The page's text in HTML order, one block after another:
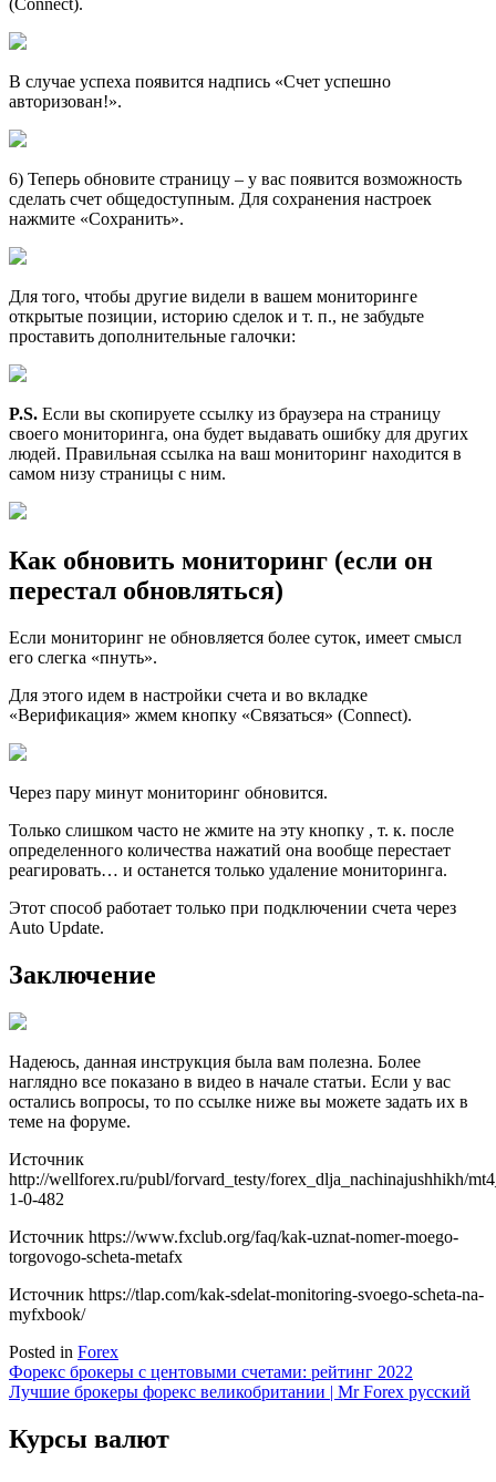
(Connect).
В случае успеха появится надпись «Счет успешно
авторизован!».
6) Теперь обновите страницу – у вас появится возможность
сделать счет общедоступным. Для сохранения настроек
нажмите «Сохранить».
Для того, чтобы другие видели в вашем мониторинге
открытые позиции, историю сделок и т. п., не забудьте
проставить дополнительные галочки:
P.S. Если вы скопируете ссылку из браузера на страницу
своего мониторинга, она будет выдавать ошибку для других
людей. Правильная ссылка на ваш мониторинг находится в
самом низу страницы с ним.
Как обновить мониторинг (если он
перестал обновляться)
Если мониторинг не обновляется более суток, имеет смысл
его слегка «пнуть».
Для этого идем в настройки счета и во вкладке
«Верификация» жмем кнопку «Связаться» (Connect).
Через пару минут мониторинг обновится.
Только слишком часто не жмите на эту кнопку , т. к. после
определенного количества нажатий она вообще перестает
реагировать… и останется только удаление мониторинга.
Этот способ работает только при подключении счета через
Auto Update.
Заключение
Надеюсь, данная инструкция была вам полезна. Более
наглядно все показано в видео в начале статьи. Если у вас
остались вопросы, то по ссылке ниже вы можете задать их в
теме на форуме.
Источник
http://wellforex.ru/publ/forvard_testy/forex_dlja_nachinajushhikh/
1-0-482
Источник https://www.fxclub.org/faq/kak-uznat-nomer-moego-
torgovogo-scheta-metafx
Источник https://tlap.com/kak-sdelat-monitoring-svoego-scheta-na-
myfxbook/
Posted in Forex
Навигация
по
записям
Форекс брокеры с центовыми счетами: рейтинг 2022
Лучшие брокеры форекс великобритании | Mr Forex русский
Курсы валют